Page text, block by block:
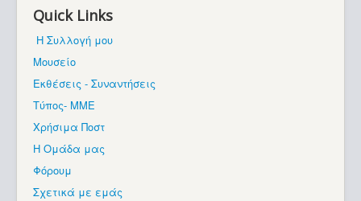
Βρίσκεστε εδώ:
Quick Links
Η Συλλογή μου
Μουσείο
Εκθέσεις - Συναντήσεις
Τύπος- ΜΜΕ
Χρήσιμα Ποστ
Η Ομάδα μας
Φόρουμ
Σχετικά με εμάς